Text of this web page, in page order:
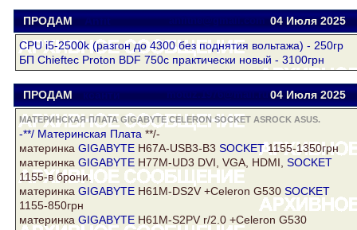
ПРОДАМ Anfit anfitne@gmail.com 04 Июля 2025
CPU i5-2500k (разгон до 4300 без поднятия вольтажа) - 250гр
БП Сhieftec Proton BDF 750c практически новый - 3100грн
ПРОДАМ ксанти motuz.1976@mail.ru04 Июля 2025
МАТЕРИНСКАЯ ПЛАТА GIGABYTE CELERON SOCKET ASROCK ASUS.
-**/ Материнская Плата **/-
материнка GIGABYTE H67A-USB3-B3 SOCKET1155-1350грн
материнка GIGABYTE H77M-UD3 DVI, VGA, HDMI, SOCKET
1155-в брони.
материнка GIGABYTE H61M-DS2V +Celeron G530 SOCKET
1155-850грн
материнка GIGABYTE H61M-S2PV r/2.0 +Celeron G530